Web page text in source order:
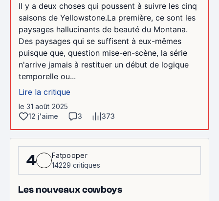
Il y a deux choses qui poussent à suivre les cinq
saisons de Yellowstone.La première, ce sont les
paysages hallucinants de beauté du Montana.
Des paysages qui se suffisent à eux-mêmes
puisque que, question mise-en-scène, la série
n'arrive jamais à restituer un début de logique
temporelle ou...
Lire la critique
le 31 août 2025
12 j'aime
3 373
4
Fatpooper
14229 critiques
Les nouveaux cowboys